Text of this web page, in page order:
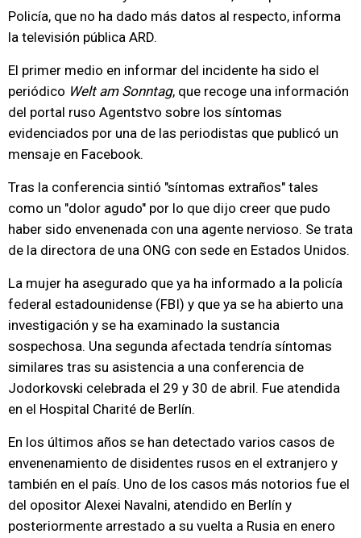
Policía, que no ha dado más datos al respecto, informa
la televisión pública ARD.
El primer medio en informar del incidente ha sido el
periódico Welt am Sonntag, que recoge una información
del portal ruso Agentstvo sobre los síntomas
evidenciados por una de las periodistas que publicó un
mensaje en Facebook.
Tras la conferencia sintió "síntomas extraños" tales
como un "dolor agudo" por lo que dijo creer que pudo
haber sido envenenada con una agente nervioso. Se trata
de la directora de una ONG con sede en Estados Unidos.
La mujer ha asegurado que ya ha informado a la policía
federal estadounidense (FBI) y que ya se ha abierto una
investigación y se ha examinado la sustancia
sospechosa. Una segunda afectada tendría síntomas
similares tras su asistencia a una conferencia de
Jodorkovski celebrada el 29 y 30 de abril. Fue atendida
en el Hospital Charité de Berlín.
En los últimos años se han detectado varios casos de
envenenamiento de disidentes rusos en el extranjero y
también en el país. Uno de los casos más notorios fue el
del opositor Alexei Navalni, atendido en Berlín y
posteriormente arrestado a su vuelta a Rusia en enero